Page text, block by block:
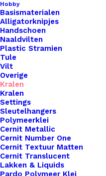
Hobby
Basismaterialen
Alligatorknipjes
Handschoen
Naaldvilten
Plastic Stramien
Tule
Vilt
Overige
Kralen
Kralen
Settings
Sleutelhangers
Polymeerklei
Cernit Metallic
Cernit Number One
Cernit Textuur Matten
Cernit Translucent
Lakken & Liquids
Pardo Polymeer Klei
Cernit Metallic,
€2,10